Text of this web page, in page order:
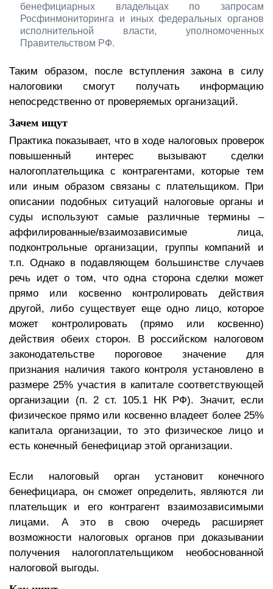
бенефициарных владельцах по запросам
Росфинмониторинга и иных федеральных органов
исполнительной власти, уполномоченных
Правительством РФ.
Таким образом, после вступления закона в силу
налоговики смогут получать информацию
непосредственно от проверяемых организаций.
Зачем ищут
Практика показывает, что в ходе налоговых проверок
повышенный интерес вызывают сделки
налогоплательщика с контрагентами, которые тем
или иным образом связаны с плательщиком. При
описании подобных ситуаций налоговые органы и
суды используют самые различные термины –
аффилированные/взаимозависимые лица,
подконтрольные организации, группы компаний и
т.п. Однако в подавляющем большинстве случаев
речь идет о том, что одна сторона сделки может
прямо или косвенно контролировать действия
другой, либо существует еще одно лицо, которое
может контролировать (прямо или косвенно)
действия обеих сторон. В российском налоговом
законодательстве пороговое значение для
признания наличия такого контроля установлено в
размере 25% участия в капитале соответствующей
организации (п. 2 ст. 105.1 НК РФ). Значит, если
физическое прямо или косвенно владеет более 25%
капитала организации, то это физическое лицо и
есть конечный бенефициар этой организации.
Если налоговый орган установит конечного
бенефициара, он сможет определить, являются ли
плательщик и его контрагент взаимозависимыми
лицами. А это в свою очередь расширяет
возможности налоговых органов при доказывании
получения налогоплательщиком необоснованной
налоговой выгоды.